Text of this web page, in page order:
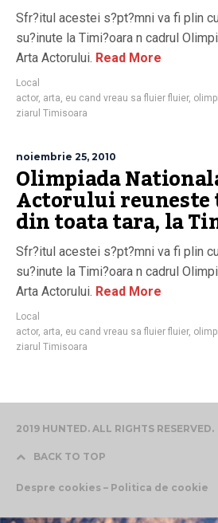
Sfr?itul acestei s?pt?mni va fi plin
su?inute la Timi?oara n cadrul
Arta Actorului. Read More
Local
actor, arta, eu cand vreau sa fluier fluier,
ziarul Timisoara
noiembrie 25, 2010
Olimpiada
Actorului
din toata tara, la
Sfr?itul acestei s?pt?mni va fi plin
su?inute la Timi?oara n cadrul
Arta Actorului. Read More
Local
actor, arta, eu cand vreau sa fluier fluier,
ziarul Timisoara
2019 HUNTED. ALL RIGHTS RESERVED.
BACK TO TOP
Despre cookies – Politica de cookie